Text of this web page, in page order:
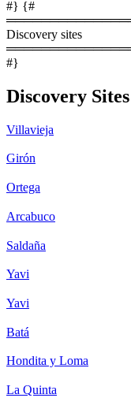
#} {#
Discovery sites
#}
Discovery Sites
Villavieja
Girón
Ortega
Arcabuco
Saldaña
Yavi
Yavi
Batá
Hondita y Loma
La Quinta